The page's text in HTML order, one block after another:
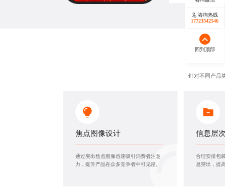
针对不同产品
焦点图像设计
通过突出焦点图像迅速吸引消费者注意
力，提升产品在众多竞争者中可见度。
信息层
合理安排包
息突出，提
咨询热线
17723342546
回到顶部